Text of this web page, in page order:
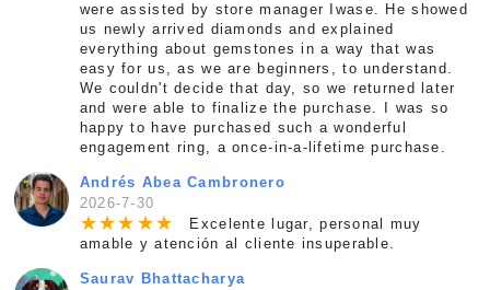
were assisted by store manager Iwase. He showed
us newly arrived diamonds and explained
everything about gemstones in a way that was
easy for us, as we are beginners, to understand.
We couldn't decide that day, so we returned later
and were able to finalize the purchase. I was so
happy to have purchased such a wonderful
engagement ring, a once-in-a-lifetime purchase.
Andrés Abea Cambronero
2026-7-30
★★★ ★★
Excelente lugar, personal muy
amable y atención al cliente insuperable.
Saurav Bhattacharya